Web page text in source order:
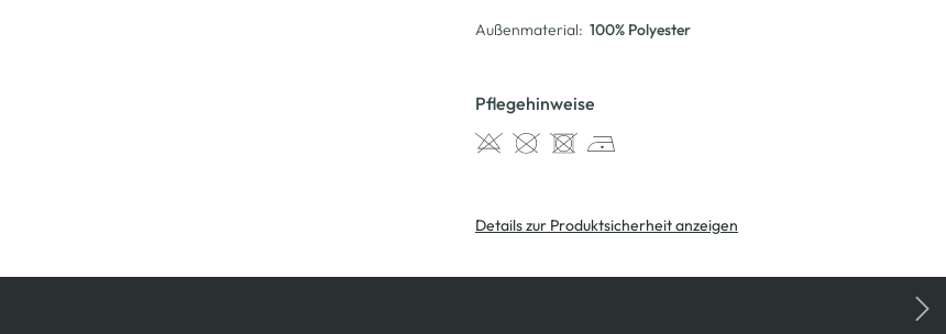
Außenmaterial: 100% Polyester
Pflegehinweise
Details zur Produktsicherheit anzeigen